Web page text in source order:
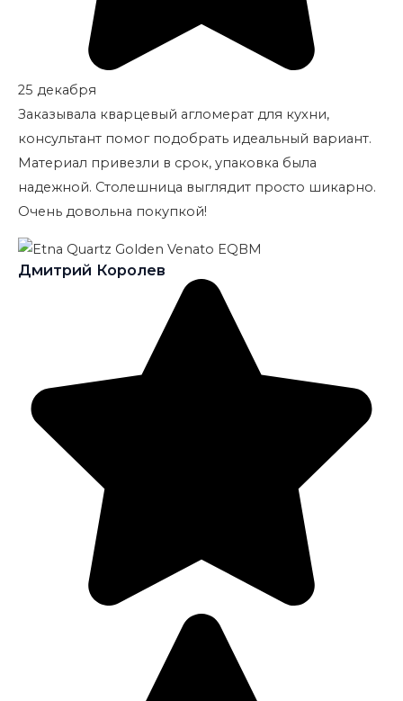
25 декабря
Заказывала кварцевый агломерат для кухни,
консультант помог подобрать идеальный вариант.
Материал привезли в срок, упаковка была
надежной. Столешница выглядит просто шикарно.
Очень довольна покупкой!
Дмитрий Королев